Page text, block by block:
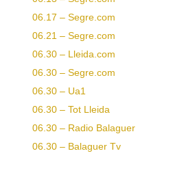
06.17 – Segre.com
06.21 – Segre.com
06.30 – Lleida.com
06.30 – Segre.com
06.30 – Ua1
06.30 – Tot Lleida
06.30 – Radio Balaguer
06.30 – Balaguer Tv